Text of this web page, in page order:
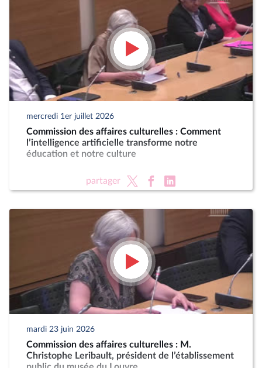
mercredi 1er juillet 2026
Commission des affaires culturelles : Comment
l’intelligence artificielle transforme notre
éducation et notre culture
partager
mardi 23 juin 2026
Commission des affaires culturelles : M.
Christophe Leribault, président de l’établissement